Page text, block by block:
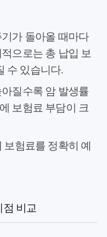
가 돌아올 때마다
으로는 총 납입 보
수 있습니다.
질수록 암 발생률
보험료 부담이 크
보험료를 정확히 예
점 비교